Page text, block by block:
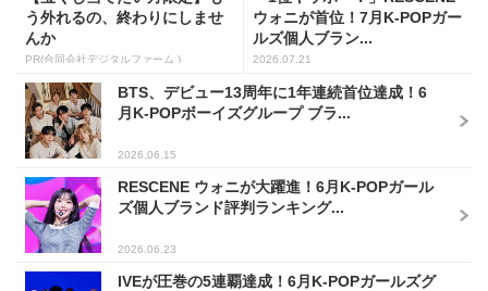
う外れるの、終わりにしませ
んか
PR(合同会社デジタルファーム )
ウォニが首位！7月K-POPガー
ルズ個人ブラン...
2026.07.21
BTS、デビュー13周年に1年連続首位達成！6
月K-POPボーイズグループ ブラ...
2026.06.15
RESCENE ウォニが大躍進！6月K-POPガール
ズ個人ブランド評判ランキング...
2026.06.23
IVEが圧巻の5連覇達成！6月K-POPガールズグ